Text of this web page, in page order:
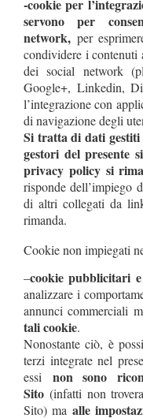
-cookie per
servono per
network, per
condividere i
dei social network
Google+, Linkedin,
l’integrazione con
di navigazione degli
Si tratta di dati
gestori del presente
privacy policy si
risponde dell’impiego
di altri collegati da
rimanda.
Cookie non impiegati
–cookie pubblicitari
analizzare i
annunci commerciali
tali cookie.
Nonostante ciò, è
terzi integrate nel
essi non sono
Sito (infatti non
Sito) maalle